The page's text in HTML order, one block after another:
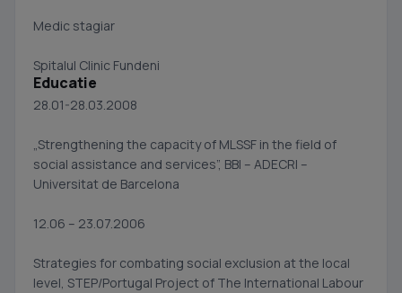
Medic stagiar
Spitalul Clinic Fundeni
Educatie
28.01-28.03.2008
„Strengthening the capacity of MLSSF in the field of
social assistance and services”, BBI – ADECRI –
Universitat de Barcelona
12.06 – 23.07.2006
Strategies for combating social exclusion at the local
level, STEP/Portugal Project of The International Labour